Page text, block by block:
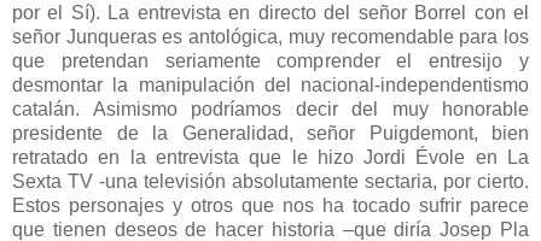
por el Sí). La entrevista en directo del señor Borrel con el
señor Junqueras es antológica, muy recomendable para los
que pretendan seriamente comprender el entresijo y
desmontar la manipulación del nacional-independentismo
catalán. Asimismo podríamos decir del muy honorable
presidente de la Generalidad, señor Puigdemont, bien
retratado en la entrevista que le hizo Jordi Évole en La
Sexta TV -una televisión absolutamente sectaria, por cierto.
Estos personajes y otros que nos ha tocado sufrir parece
que tienen deseos de hacer historia –que diría Josep Pla